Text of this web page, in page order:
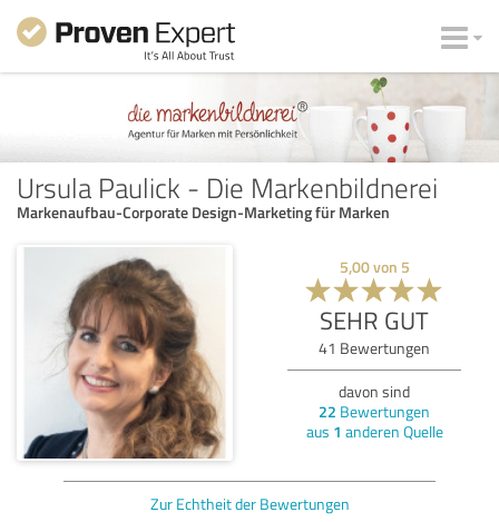
Ursula Paulick - Die Markenbildnerei
Markenaufbau-Corporate Design-Marketing für Marken
5,00von 5
SEHR GUT
41 Bewertungen
davon sind
22 Bewertungen
aus 1 anderen Quelle
Zur Echtheit der Bewertungen